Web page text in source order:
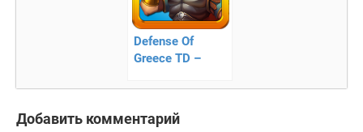
Defense Of
Greece TD –
бой
Добавить комментарий